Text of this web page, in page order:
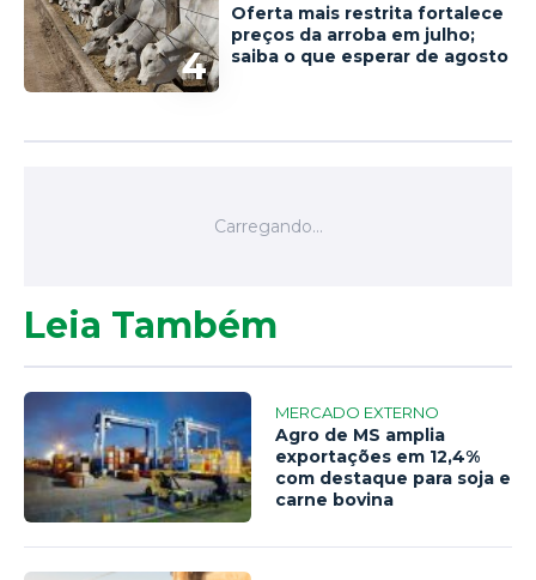
4
Oferta mais restrita fortalece
preços da arroba em julho;
saiba o que esperar de agosto
Leia Também
MERCADO EXTERNO
Agro de MS amplia
exportações em 12,4%
com destaque para soja e
carne bovina